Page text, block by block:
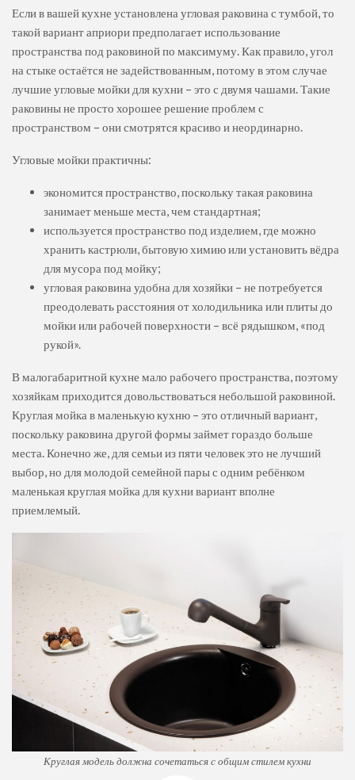
Если в вашей кухне установлена угловая раковина с тумбой, то
такой вариант априори предполагает использование
пространства под раковиной по максимуму. Как правило, угол
на стыке остаётся не задействованным, потому в этом случае
лучшие угловые мойки для кухни – это с двумя чашами. Такие
раковины не просто хорошее решение проблем с
пространством – они смотрятся красиво и неординарно.
Угловые мойки практичны:
экономится пространство, поскольку такая раковина
занимает меньше места, чем стандартная;
используется пространство под изделием, где можно
хранить кастрюли, бытовую химию или установить вёдра
для мусора под мойку;
угловая раковина удобна для хозяйки – не потребуется
преодолевать расстояния от холодильника или плиты до
мойки или рабочей поверхности – всё рядышком, «под
рукой».
В малогабаритной кухне мало рабочего пространства, поэтому
хозяйкам приходится довольствоваться небольшой раковиной.
Круглая мойка в маленькую кухню – это отличный вариант,
поскольку раковина другой формы займет гораздо больше
места. Конечно же, для семьи из пяти человек это не лучший
выбор, но для молодой семейной пары с одним ребёнком
маленькая круглая мойка для кухни вариант вполне
приемлемый.
Круглая модель должна сочетаться с общим стилем кухни